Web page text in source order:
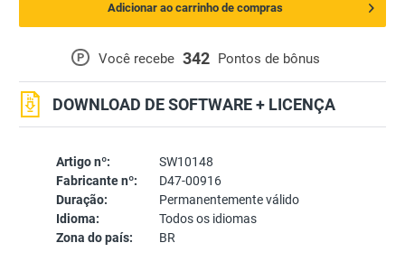
Artigo nº:
SW10148
Fabricante nº:
D47-00916
Duração:
Permanentemente válido
Idioma:
Todos os idiomas
Zona do país:
BR
P Você recebe 342 Pontos de bônus
DOWNLOAD DE SOFTWARE + LICENÇA
Adicionar ao carrinho de compras